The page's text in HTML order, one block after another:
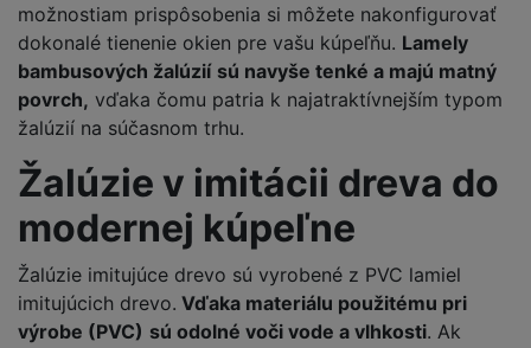
možnostiam prispôsobenia si môžete nakonfigurovať
dokonalé tienenie okien pre vašu kúpeľňu. Lamely
bambusových žalúzií sú navyše tenké a majú matný
povrch, vďaka čomu patria k najatraktívnejším typom
žalúzií na súčasnom trhu.
Žalúzie v imitácii dreva do
modernej kúpeľne
Žalúzie imitujúce drevo sú vyrobené z PVC lamiel
imitujúcich drevo. Vďaka materiálu použitému pri
výrobe (PVC) sú odolné voči vode a vlhkosti. Ak